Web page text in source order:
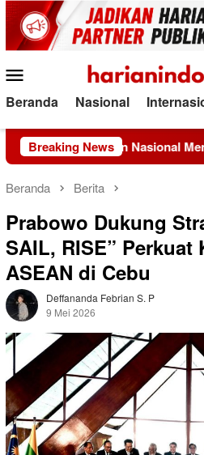
Loncat
ke
konten
Mobile
Beranda Nasional
Breaking News
Pangan Nasional Menuju
Beranda Berita
Prabowo Dukung
SAIL, RISE” Perkuat
ASEAN di Cebu
Deffananda Febrian S. P
9 Mei 2026